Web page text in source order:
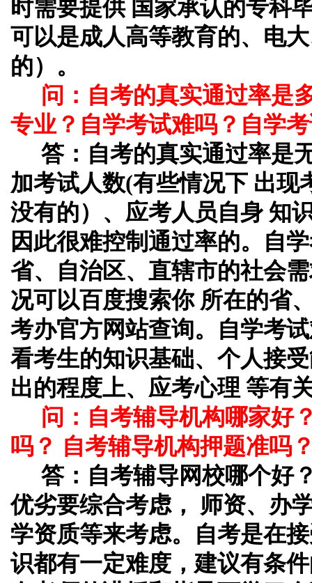
时需要提供 国家承认的专科
可以是成人高等教育的、电
的）。
问：自考的真实通过率是
专业？自学考试难吗？自学
答：自考的真实通过率是
加考试人数(有些情况下 出现
没有的）、应考人员自身 知
因此很难控制通过率的。自
省、自治区、直辖市的社会
况可以百度搜索你 所在的省
考办官方网站查询。自学考
看考生的知识基础、个人接
出的程度上、应考心理 等有
问：自考辅导机构哪家好
吗？ 自考辅导机构押题准吗
答：自考辅导网校哪个好
优劣要综合考虑， 师资、办
学资质等来考虑。自考是在
识都有一定难度，建议有条